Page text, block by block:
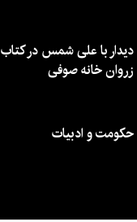
دیدار با علی شمس در کتاب
زروان خانه صوفی
حکومت و ادبیات